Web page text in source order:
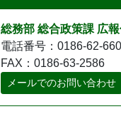
総務部 総合政策課 広
電話番号：0186-62-
FAX：0186-63-2586
メールでのお問い合わせ